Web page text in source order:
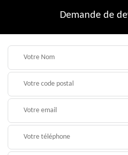
Demande de